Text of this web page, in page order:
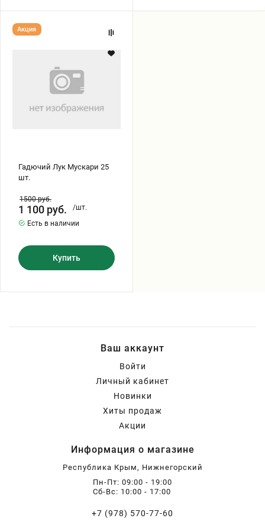
Гадючий
Лук
Гадючий Лук Мускари 25
шт.
Акция
1500руб.
1 100 руб.
/шт.
Есть в наличии
Купить
Ваш аккаунт
Войти
Личный кабинет
Новинки
Хиты продаж
Акции
Информация о магазине
Республика Крым, Нижнегорский
Пн-Пт: 09:00 - 19:00
Сб-Вс: 10:00 - 17:00
+7 (978) 570-77-60